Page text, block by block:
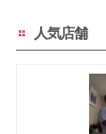
人気店舗